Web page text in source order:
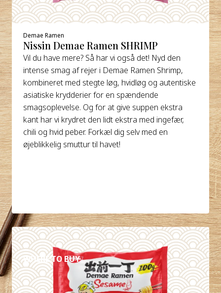
Demae Ramen
Nissin Demae Ramen SHRIMP
Vil du have mere? Så har vi også det! Nyd den
intense smag af rejer i Demae Ramen Shrimp,
kombineret med stegte løg, hvidløg og autentiske
asiatiske krydderier for en spændende
smagsoplevelse. Og for at give suppen ekstra
kant har vi krydret den lidt ekstra med ingefær,
chili og hvid peber. Forkæl dig selv med en
øjeblikkelig smuttur til havet!
WHERE TO BUY
DETALJER